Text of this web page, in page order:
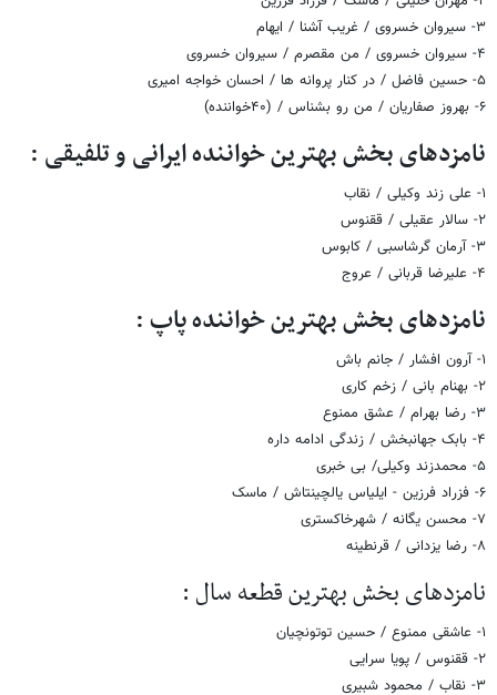
۳- سیروان خسروی / غریب آشنا / ایهام
۴- سیروان خسروی / من مقصرم / سیروان خسروی
۵- حسین فاضل / در کنار پروانه ها / احسان خواجه امیری
۶- بهروز صفاریان / من رو بشناس / (۴۰خواننده)
نامزدهای بخش بهترین خواننده ایرانی و تلفیقی :
۱- علی زند وکیلی / نقاب
۲- سالار عقیلی / ققنوس
۳- آرمان گرشاسبی / کابوس
۴- علیرضا قربانی / عروج
نامزدهای بخش بهترین خواننده پاپ :
۱- آرون افشار / جانم باش
۲- بهنام بانی / زخم کاری
۳- رضا بهرام / عشق ممنوع
۴- بابک جهانبخش / زندگی ادامه داره
۵- محمدزند وکیلی/ بی خبری
۶- فزراد فرزین - ایلیاس یالچینتاش / ماسک
۷- محسن یگانه / شهرخاکستری
۸- رضا یزدانی / قرنطینه
نامزدهای بخش بهترین قطعه سال :
۱- عاشقی ممنوع / حسین توتونچیان
۲- ققنوس / پویا سرایی
۳- نقاب / محمود شبیری